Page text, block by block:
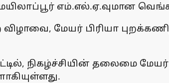
எம்.எல்.ஏ.வுமான
மேயர் பிரியா
நிகழ்ச்சியின் தலைமை மேயர்